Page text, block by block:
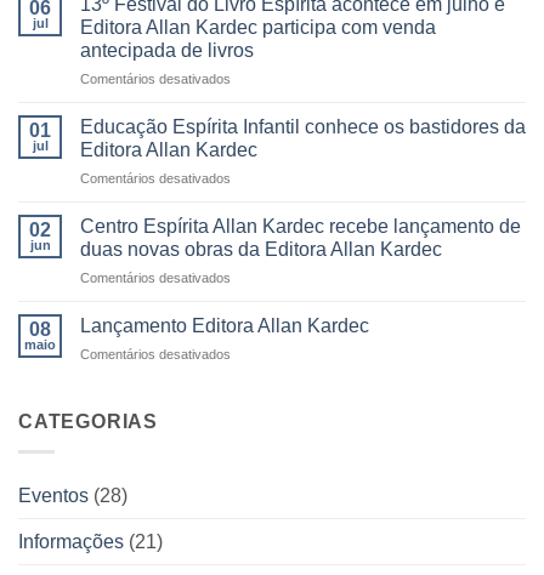
do
Livro
da
Kardec
reúne
leitores,
momentos
inesquecíveis
06
jul
13º Festival do Livro Espírita acontece em julho e
Editora Allan Kardec participa com venda
antecipada de livros
Comentários desativados
Festival
do
Livro
em
julho
Kardec
01
jul
Educação Espírita Infantil conhece os bastidores da
Editora Allan Kardec
Comentários desativados
Espírita
Infantil
conhece
da
02
jun
Centro Espírita Allan Kardec recebe lançamento de
duas novas obras da Editora Allan Kardec
Comentários desativados
Espírita
08
maio
Lançamento Editora Allan Kardec
Comentários desativados
CATEGORIAS
Eventos (28)
Informações (21)